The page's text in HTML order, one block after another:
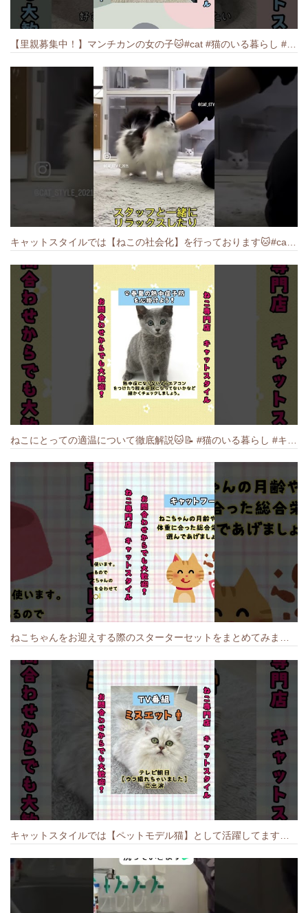
ねこちゃんをお迎えする際のスターターセットをまとめてみました🐱#cat #猫のいる暮らし #キャット #ねこ #ペットショップ #かわいい子猫 #munchkin